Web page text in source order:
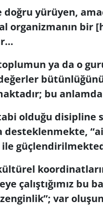
doğru yürüyen,
organizmanın bir
ya da o
bu
olduğu disipline
desteklenmekte,
ile
çalıştığımız bu
var